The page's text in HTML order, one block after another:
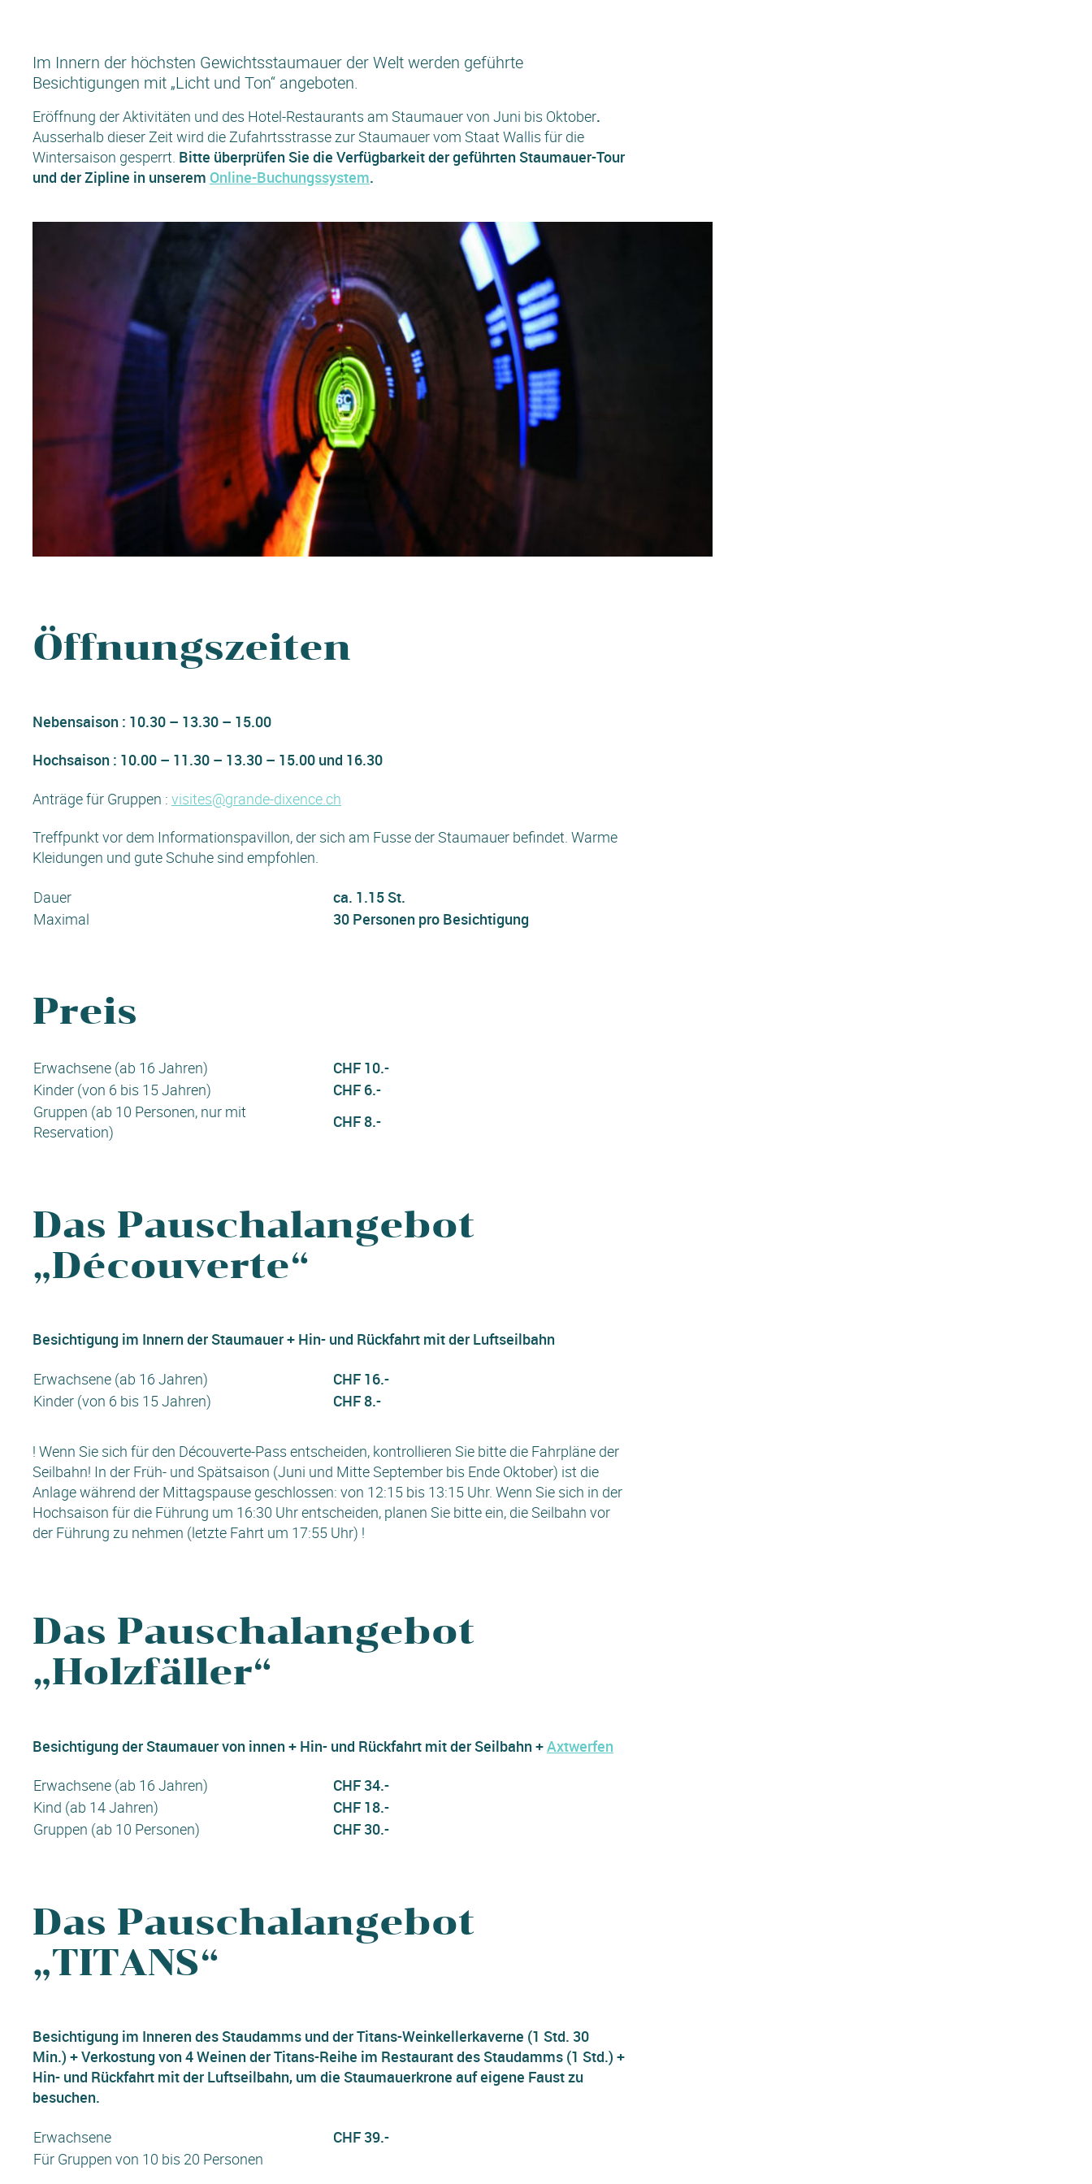
Im Innern der höchsten Gewichtsstaumauer der Welt werden geführte
Besichtigungen mit „Licht und Ton“ angeboten.
Eröffnung der Aktivitäten und des Hotel-Restaurants am Staumauer von Juni bis Oktober.
Ausserhalb dieser Zeit wird die Zufahrtsstrasse zur Staumauer vom Staat Wallis für die
Wintersaison gesperrt. Bitte überprüfen Sie die Verfügbarkeit der geführten Staumauer-Tour
und der Zipline in unserem Online-Buchungssystem.
Öffnungszeiten
Nebensaison : 10.30 – 13.30 – 15.00
Hochsaison : 10.00 – 11.30 – 13.30 – 15.00 und 16.30
Anträge für Gruppen : visites@grande-dixence.ch
Treffpunkt vor dem Informationspavillon, der sich am Fusse der Staumauer befindet. Warme
Kleidungen und gute Schuhe sind empfohlen.
Dauer
ca. 1.15 St.
Maximal
30 Personen pro Besichtigung
Preis
Erwachsene (ab 16 Jahren)
CHF 10.-
Kinder (von 6 bis 15 Jahren)
CHF 6.-
Gruppen (ab 10 Personen, nur mit
Reservation)
CHF 8.-
Das Pauschalangebot
„Découverte“
Besichtigung im Innern der Staumauer + Hin- und Rückfahrt mit der Luftseilbahn
Erwachsene (ab 16 Jahren)
CHF 16.-
Kinder (von 6 bis 15 Jahren)
CHF 8.-
! Wenn Sie sich für den Découverte-Pass entscheiden, kontrollieren Sie bitte die Fahrpläne der
Seilbahn! In der Früh- und Spätsaison (Juni und Mitte September bis Ende Oktober) ist die
Anlage während der Mittagspause geschlossen: von 12:15 bis 13:15 Uhr. Wenn Sie sich in der
Hochsaison für die Führung um 16:30 Uhr entscheiden, planen Sie bitte ein, die Seilbahn vor
der Führung zu nehmen (letzte Fahrt um 17:55 Uhr) !
Das Pauschalangebot
„Holzfäller“
Besichtigung der Staumauer von innen + Hin- und Rückfahrt mit der Seilbahn +Axtwerfen
Erwachsene (ab 16 Jahren)
CHF 34.-
Kind (ab 14 Jahren)
CHF 18.-
Gruppen (ab 10 Personen)
CHF 30.-
Das Pauschalangebot
„TITANS“
Besichtigung im Inneren des Staudamms und der Titans-Weinkellerkaverne (1 Std. 30
Min.) + Verkostung von 4 Weinen der Titans-Reihe im Restaurant des Staudamms (1 Std.) +
Hin- und Rückfahrt mit der Luftseilbahn, um die Staumauerkrone auf eigene Faust zu
besuchen.
Erwachsene
CHF 39.-
Für Gruppen von 10 bis 20 Personen